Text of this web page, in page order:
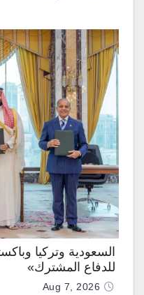
السعودية وتركيا
للدفاع المشترك»
Aug 7, 2026